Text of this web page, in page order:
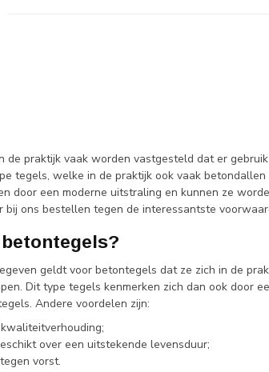
de praktijk vaak worden vastgesteld dat er
tegels, welke in de praktijk ook vaak
door een moderne uitstraling en kunnen ze
ons bestellen tegen de interessantste
geldt voor betontegels dat ze zich in de
Dit type tegels kenmerken zich dan ook
Andere voordelen zijn:
over een uitstekende levensduur;
vorst.